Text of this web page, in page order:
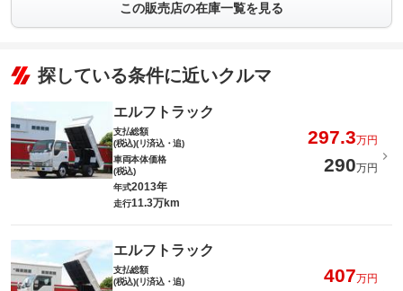
この販売店の在庫一覧を見る
探している条件に近いクルマ
エルフトラック
支払総額
(税込)(リ済込・追)
297.3万円
車両本体価格
(税込)
290万円
年式2013年
走行11.3万km
エルフトラック
支払総額
(税込)(リ済込・追)
407万円